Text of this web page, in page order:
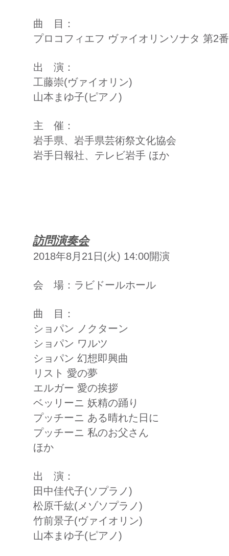
曲 目：
プロコフィエフ ヴァイオリンソナタ 第2番
出 演：
工藤崇(ヴァイオリン)
山本まゆ子(ピアノ)
主 催：
岩手県、岩手県芸術祭文化協会
岩手日報社、テレビ岩手 ほか
​訪問演奏会
2018年8月21日(火) 14:00開演
会 場：ラビドールホール
曲 目：
ショパン ノクターン
ショパン ワルツ
ショパン 幻想即興曲
リスト 愛の夢
エルガー 愛の挨拶
ベッリーニ 妖精の踊り
プッチーニ ある晴れた日に
プッチーニ 私のお父さん
ほか
出 演：
田中佳代子(ソプラノ)
松原千紘(メゾソプラノ)
竹前景子(ヴァイオリン)
山本まゆ子(ピアノ)